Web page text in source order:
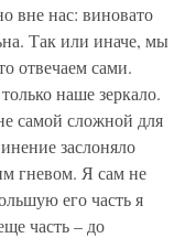
вне нас: виновато
Так или иначе, мы
отвечаем сами.
наше зеркало.
самой сложной для
заслоняло
гневом. Я сам не
его часть я
часть – до